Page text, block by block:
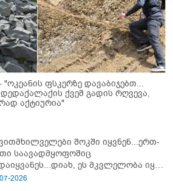
ფსკერზე დავაბიჯებთ...
ქვეშ გადის რღვევა,
აქტიურია"
შოკში იყვნენ...ერთ-
საავადმყოფოშიც
ეს მკვლელობა იყო"
დატრიალებული ტრაგედიის
2026